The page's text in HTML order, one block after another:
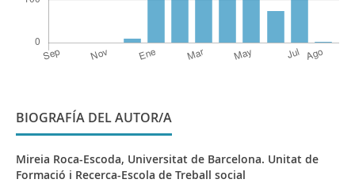
BIOGRAFÍA DEL AUTOR/A
Mireia Roca-Escoda, Universitat de Barcelona. Unitat de
Formació i Recerca-Escola de Treball social